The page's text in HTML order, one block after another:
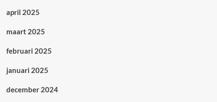
april 2025
maart 2025
februari 2025
januari 2025
december 2024